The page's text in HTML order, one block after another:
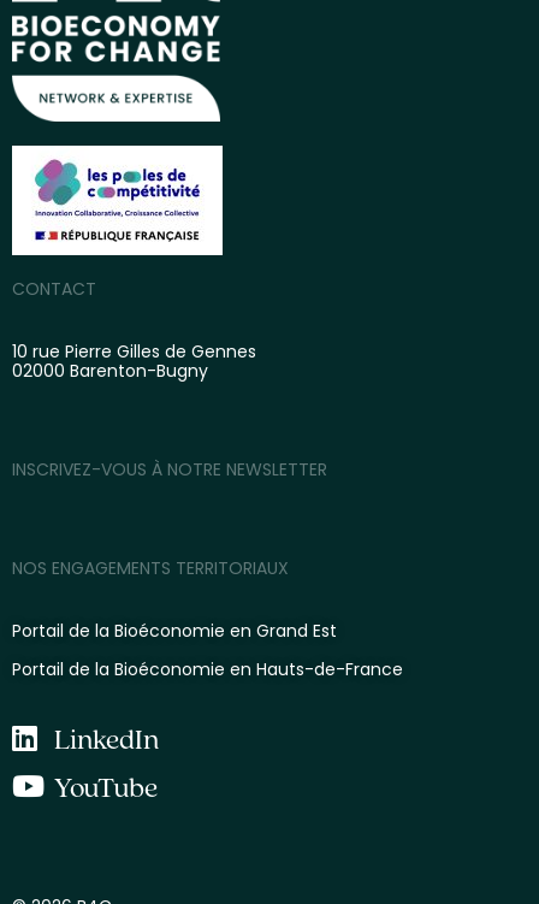
CONTACT
10 rue Pierre Gilles de Gennes
02000 Barenton-Bugny
INSCRIVEZ-VOUS À NOTRE NEWSLETTER
NOS ENGAGEMENTS TERRITORIAUX
Portail de la Bioéconomie en Grand Est
Portail de la Bioéconomie en Hauts-de-France
LinkedIn
YouTube